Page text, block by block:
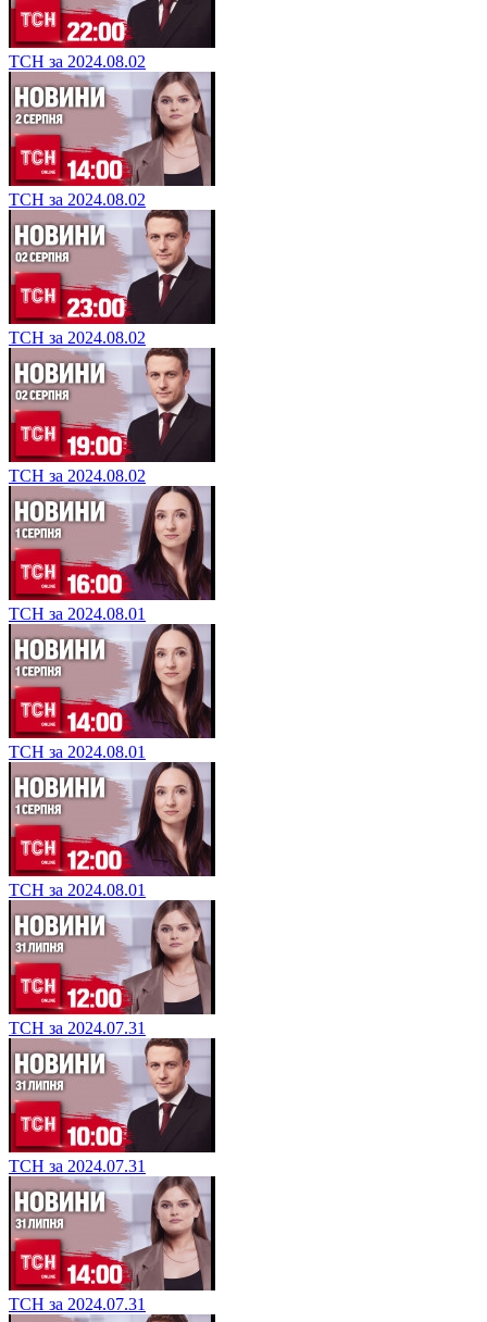
ТСН за 2024.08.02
ТСН за 2024.08.02
ТСН за 2024.08.02
ТСН за 2024.08.02
ТСН за 2024.08.01
ТСН за 2024.08.01
ТСН за 2024.08.01
ТСН за 2024.07.31
ТСН за 2024.07.31
ТСН за 2024.07.31